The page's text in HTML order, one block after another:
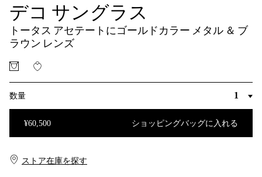
デコ サングラス
トータス アセテートにゴールドカラー メタル ＆ ブ
ラウン レンズ
数量
¥60,500 ショッピングバッグに入れる
ストア在庫を探す​​